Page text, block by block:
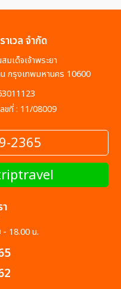
เวล จำกัด
เด็จเจ้าพระยา
น กรุงเทพมหานคร 10600
ขที่ : 11/08009
2365
18.00 น.